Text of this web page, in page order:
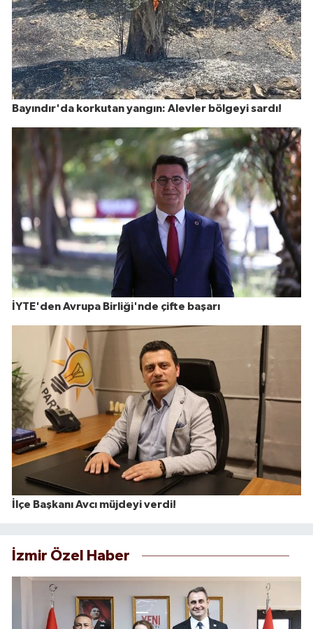
Bayındır'da korkutan yangın: Alevler bölgeyi sardı!
İYTE'den Avrupa Birliği'nde çifte başarı
İlçe Başkanı Avcı müjdeyi verdi!
İzmir Özel Haber